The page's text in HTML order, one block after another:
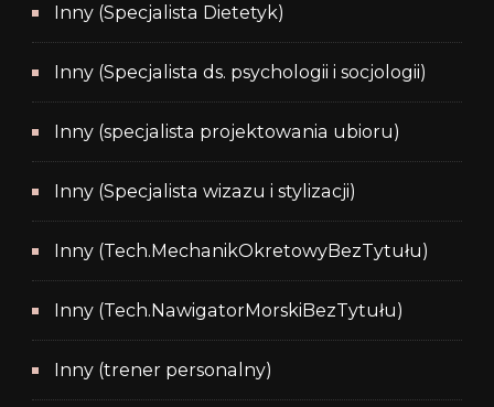
Inny (Specjalista Dietetyk)
Inny (Specjalista ds. psychologii i socjologii)
Inny (specjalista projektowania ubioru)
Inny (Specjalista wizazu i stylizacji)
Inny (Tech.MechanikOkretowyBezTytułu)
Inny (Tech.NawigatorMorskiBezTytułu)
Inny (trener personalny)